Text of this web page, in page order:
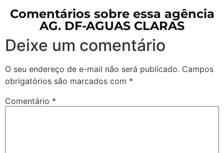
Comentários sobre essa agência
AG. DF-AGUAS CLARAS
Deixe um comentário
O seu endereço de e-mail não será publicado. Campos
obrigatórios são marcados com *
Comentário *